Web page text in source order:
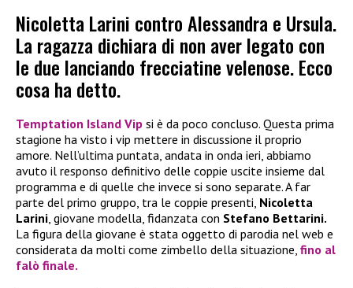
Nicoletta Larini contro Alessandra e Ursula.
La ragazza dichiara di non aver legato con
le due lanciando frecciatine velenose. Ecco
cosa ha detto.
Temptation Island Vip si è da poco concluso. Questa prima
stagione ha visto i vip mettere in discussione il proprio
amore. Nell’ultima puntata, andata in onda ieri, abbiamo
avuto il responso definitivo delle coppie uscite insieme dal
programma e di quelle che invece si sono separate. A far
parte del primo gruppo, tra le coppie presenti, Nicoletta
Larini, giovane modella, fidanzata con Stefano Bettarini.
La figura della giovane è stata oggetto di parodia nel web e
considerata da molti come zimbello della situazione, fino al
falò finale.